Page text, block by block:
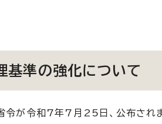
基準の強化について
令が令和7年7月25日、公布され